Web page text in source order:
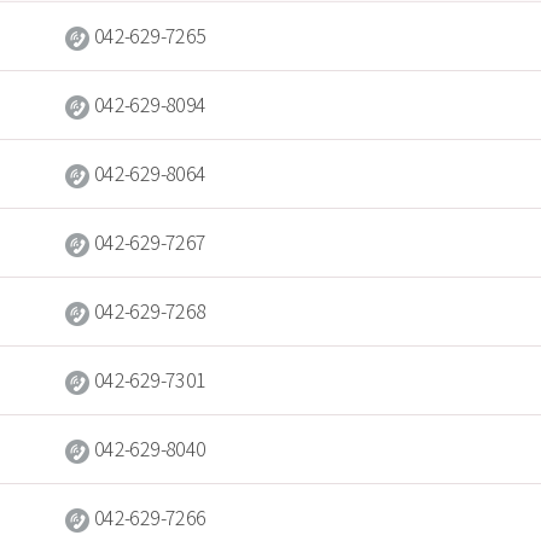
042-629-7265
042-629-8094
042-629-8064
042-629-7267
042-629-7268
042-629-7301
042-629-8040
042-629-7266